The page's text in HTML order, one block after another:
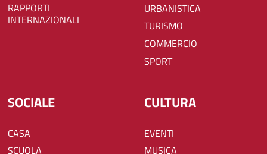
RAPPORTI
INTERNAZIONALI
URBANISTICA
TURISMO
COMMERCIO
SPORT
SOCIALE
CASA
SCUOLA
CULTURA
EVENTI
MUSICA